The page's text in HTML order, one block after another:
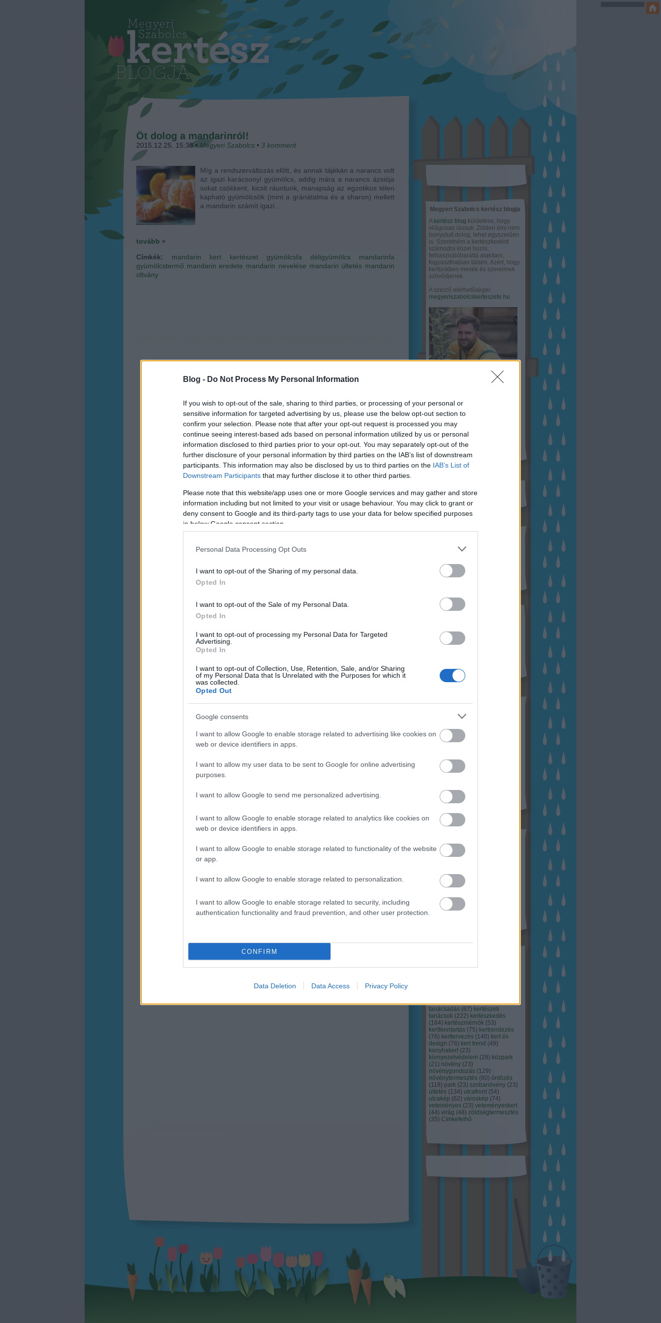
Blog - Do Not Process My Personal Information
If you wish to opt-out of the sale, sharing to third parties, or processing of your personal or
sensitive information for targeted advertising by us, please use the below opt-out section to
confirm your selection. Please note that after your opt-out request is processed you may
continue seeing interest-based ads based on personal information utilized by us or personal
information disclosed to third parties prior to your opt-out. You may separately opt-out of the
further disclosure of your personal information by third parties on the IAB’s list of downstream
participants. This information may also be disclosed by us to third parties on the IAB’s List of
Downstream Participants that may further disclose it to other third parties.
Please note that this website/app uses one or more Google services and may gather and store
information including but not limited to your visit or usage behaviour. You may click to grant or
deny consent to Google and its third-party tags to use your data for below specified purposes
in below Google consent section.
Personal Data Processing Opt Outs
I want to opt-out of the Sharing of my personal data.
Opted In
I want to opt-out of the Sale of my Personal Data.
Opted In
I want to opt-out of processing my Personal Data for Targeted
Advertising.
Opted In
I want to opt-out of Collection, Use, Retention, Sale, and/or Sharing
of my Personal Data that Is Unrelated with the Purposes for which it
was collected.
Opted Out
Google consents
I want to allow Google to enable storage related to advertising like cookies on
web or device identifiers in apps.
I want to allow my user data to be sent to Google for online advertising
purposes.
I want to allow Google to send me personalized advertising.
I want to allow Google to enable storage related to analytics like cookies on
web or device identifiers in apps.
I want to allow Google to enable storage related to functionality of the website
or app.
I want to allow Google to enable storage related to personalization.
I want to allow Google to enable storage related to security, including
authentication functionality and fraud prevention, and other user protection.
CONFIRM
Data Deletion Data Access Privacy Policy
Öt dolog a mandarinról!
2015.12.25. 15:38 • Megyeri Szabolcs • 3 komment
Míg a rendszerváltozás előtt, és annak tájékán a narancs volt
az igazi karácsonyi gyümölcs, addig mára a narancs ázsiója
sokat csökkent, kicsit ráuntunk, manapság az egzotikus télen
kapható gyümölcsök (mint a gránátalma és a sharon) mellett
a mandarin számít igazi…
tovább »
Címkék: mandarin kert kertészet gyümölcsfa déligyümölcs
mandarinfa
gyümölcstermő mandarin eredete mandarin nevelése mandarin ültetés mandarin
oltvány
Megyeri Szabolcs kertész blogja
A kertész blog küldetése, hogy
világosan lássuk: Zölden élni nem
bonyolult dolog, lehet egyszerűen
is. Szeretném a kertészkedést
számodra közel hozni,
felhasználóbaráttá alakítani,
fogyaszthatóan tálalni. Azért, hogy
kertünkben mesék és szerelmek
szövődjenek.
A szerző elérhetőségei:
megyeriszabolcskerteszete.hu
Kertészete
Hírlevél feliratkozás
Archívum
2022 november
2022 szeptember
2022 augusztus
2022 április (
2021 december
2021 október
Budapest (45) dísznövény
(126) kertészet (118) kertészeti
tanácsadás (67) kertészeti
tanácsok (222) kertészkedés
(164) kertészmérnök (53)
kertfenntartás (75) kertrendezés
(76) kerttervezés (140) kert és
design (76) kert trend (49)
konyhakert (23)
környezetvédelem (28) közpark
(21) növény (23)
növénygondozás (129)
növénytermesztés (60) öntözés
(118) park (23) szobanövény (23)
ültetés (134) utcafront (54)
utcakép (62) városkép (74)
veteményes (23) veteményeskert
(44) virág (48) zöldségtermesztés
(35) Címkefelhő